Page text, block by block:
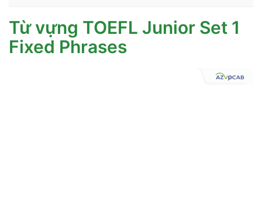
Từ vựng TOEFL Junior Set 1
Fixed Phrases